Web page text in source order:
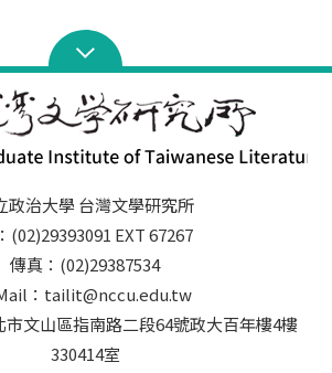
政治大學 台灣文學研究所
(02)29393091 EXT 67267
傳真：(02)29387534
：tailit@nccu.edu.tw
市文山區指南路二段64號政大百年樓4樓
330414室